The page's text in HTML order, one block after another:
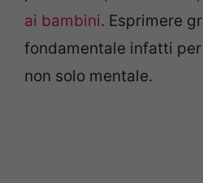
ai bambini. Esprimere
fondamentale infatti
non solo mentale.